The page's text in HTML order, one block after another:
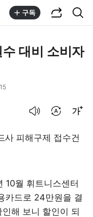
구독
대비 소비자
사 피해구제 접수건
10월 휘트니스센터
카드로 24만원을 결
해 보니 할인이 되